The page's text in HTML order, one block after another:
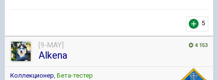
5
4 153
[9-MAY]
Alkena
Коллекционер, Бета-тестер